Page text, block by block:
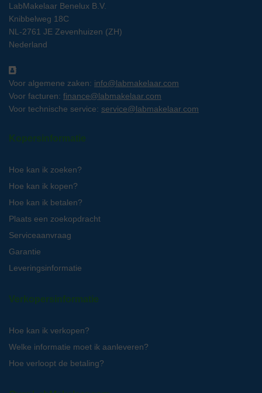
LabMakelaar Benelux B.V.
Knibbelweg 18C
NL-2761 JE Zevenhuizen (ZH)
Nederland
Voor algemene zaken: info@labmakelaar.com
Voor facturen: finance@labmakelaar.com
Voor technische service: service@labmakelaar.com
Kopersinformatie
Hoe kan ik zoeken?
Hoe kan ik kopen?
Hoe kan ik betalen?
Plaats een zoekopdracht
Serviceaanvraag
Garantie
Leveringsinformatie
Verkopersinformatie
Hoe kan ik verkopen?
Welke informatie moet ik aanleveren?
Hoe verloopt de betaling?